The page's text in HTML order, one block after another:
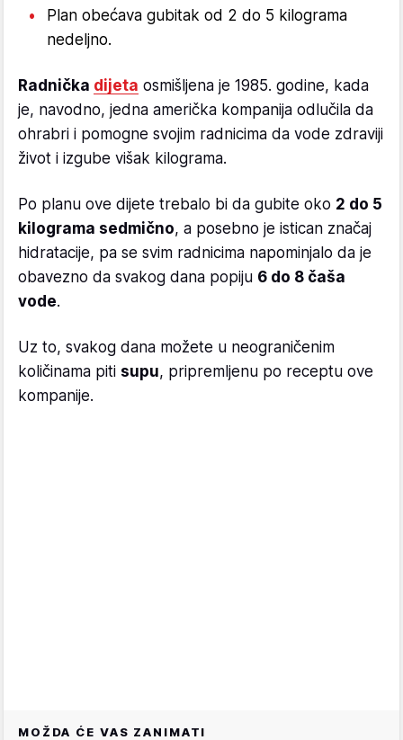
Plan obećava gubitak od 2 do 5 kilograma
nedeljno.
Radnička dijeta osmišljena je 1985. godine, kada
je, navodno, jedna američka kompanija odlučila da
ohrabri i pomogne svojim radnicima da vode zdraviji
život i izgube višak kilograma.
Po planu ove dijete trebalo bi da gubite oko 2 do 5
kilograma sedmično, a posebno je istican značaj
hidratacije, pa se svim radnicima napominjalo da je
obavezno da svakog dana popiju 6 do 8 čaša
vode.
Uz to, svakog dana možete u neograničenim
količinama piti supu, pripremljenu po receptu ove
kompanije.
MOŽDA ĆE VAS ZANIMATI